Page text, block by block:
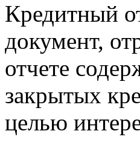
Кредитный
документ,
отчете
закрытых
целью